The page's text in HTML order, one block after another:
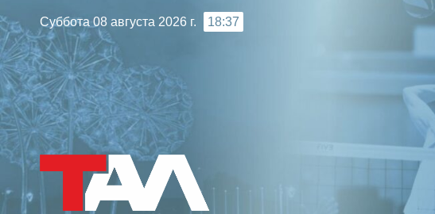
к
содержимому
Суббота 08 августа 2026 г. 18:37